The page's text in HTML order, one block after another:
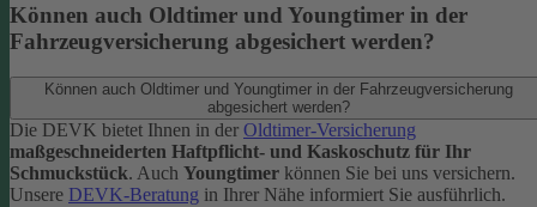
Können auch Oldtimer und Youngtimer in der
Fahrzeugversicherung abgesichert werden?
Können auch Oldtimer und Youngtimer in der Fahrzeugversicherung
abgesichert werden?
Die DEVK bietet Ihnen in der Oldtimer-Versicherung
maßgeschneiderten Haftpflicht- und Kaskoschutz für Ihr
Schmuckstück. Auch Youngtimer können Sie bei uns versichern.
Unsere DEVK-Beratung in Ihrer Nähe informiert Sie ausführlich.